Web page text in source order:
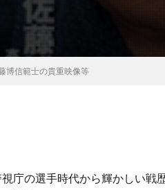
博信範士の貴重映像等
庁の選手時代から輝かしい戦